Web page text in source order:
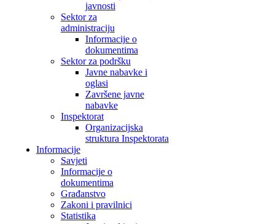
javnosti
Sektor za
administraciju
Informacije o
dokumentima
Sektor za podršku
Javne nabavke i
oglasi
Završene javne
nabavke
Inspektorat
Organizacijska
struktura Inspektorata
Informacije
Savjeti
Informacije o
dokumentima
Građanstvo
Zakoni i pravilnici
Statistika